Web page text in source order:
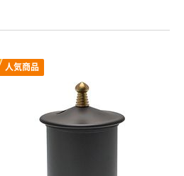
人気商品